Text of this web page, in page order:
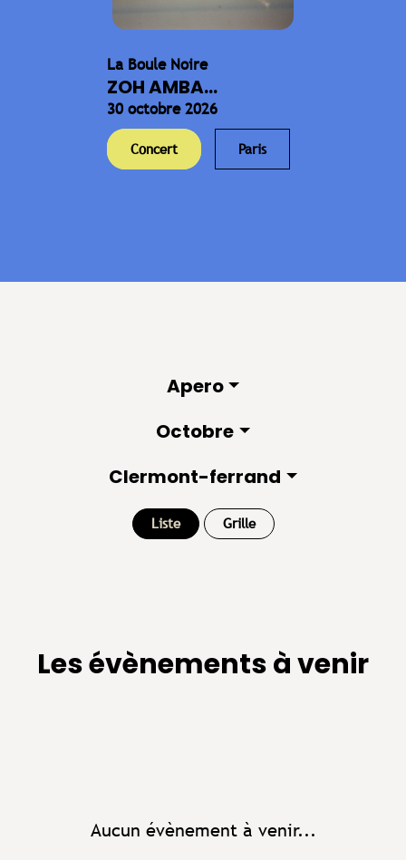
La Boule Noire
ZOH AMBA...
30 octobre 2026
Concert Paris
Apero
Octobre
Clermont-ferrand
Liste Grille
Les évènements à venir
Aucun évènement à venir...